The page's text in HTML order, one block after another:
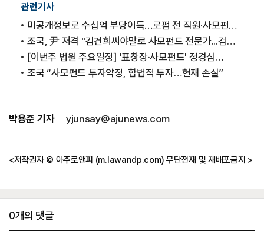
관련기사
미공개정보로 수십억 부당이득…로펌 전 직원·사모펀드
운용사 직원 기소
조국, 尹 저격 "김건희씨야말로 사모펀드 전문가...검찰
뭐하나"
[이번주 법원 주요일정] '표창장·사모펀드' 정경심
항소심 외 (5월 10~14일)
조국 “사모펀드 투자약정, 합법적 투자…현재 손실”
기
정
박용준 기자 yjunsay@ajunews.com
<저작권자 © 아주로앤피 (m.lawandp.com) 무단전재 및 재배포금지 >
0개의 댓글